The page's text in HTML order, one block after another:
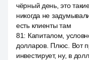
чёрный день, это
никогда не
есть клиенты там
81: Капиталом,
долларов. Плюс. Вот
инвестирует, ну, в